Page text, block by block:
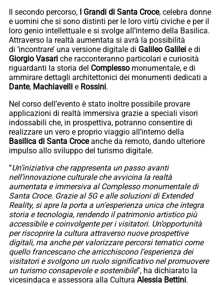
Il secondo percorso, I Grandi di Santa Croce, celebra donne
e uomini che si sono distinti per le loro virtù civiche e per il
loro genio intellettuale e si svolge all’interno della Basilica.
Attraverso la realtà aumentata si avrà la possibilità
di ‘incontrare’ una versione digitale di Galileo Galilei e di
Giorgio Vasari che racconteranno particolari e curiosità
riguardanti la storia del Complesso monumentale, e di
ammirare dettagli architettonici dei monumenti dedicati a
Dante, Machiavelli e Rossini.
Nel corso dell’evento è stato inoltre possibile provare
applicazioni di realtà immersiva grazie a speciali visori
indossabili che, in prospettiva, potranno consentire di
realizzare un vero e proprio viaggio all’interno della
Basilica di Santa Croceanche da remoto, dando ulteriore
impulso allo sviluppo del turismo digitale.
“Un’iniziativa che rappresenta un passo avanti
nell’innovazione culturale che avvicina la realtà
aumentata e immersiva al Complesso monumentale di
Santa Croce. Grazie al 5G e alle soluzioni di Extended
Reality, si apre la porta a un’esperienza unica che integra
storia e tecnologia, rendendo il patrimonio artistico più
accessibile e coinvolgente per i visitatori. Un’opportunità
per riscoprire la cultura attraverso nuove prospettive
digitali, ma anche per valorizzare percorsi tematici come
quello francescano che arricchiscono l’esperienza dei
visitatori e svolgono un ruolo significativo nel promuovere
un turismo consapevole e sostenibile”, ha dichiarato la
vicesindaca e assessora alla Cultura Alessia Bettini.